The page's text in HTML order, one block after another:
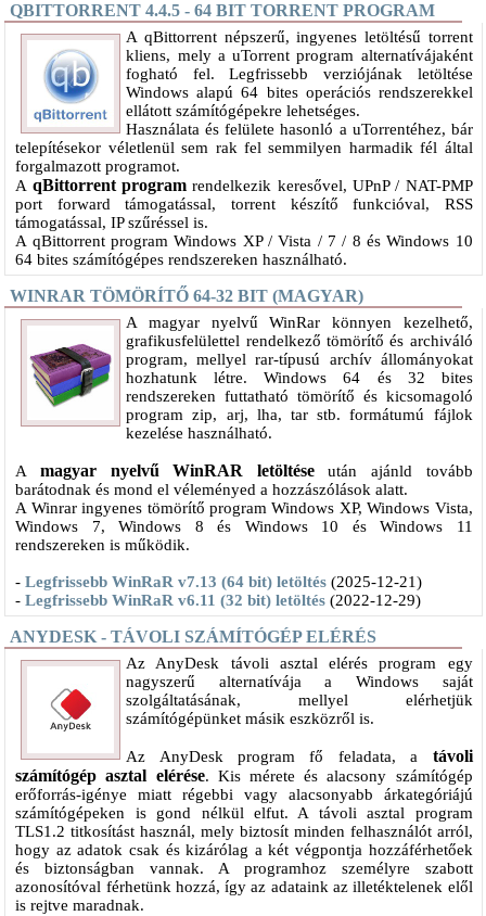
QBITTORRENT 4.4.5 - 64 BIT TORRENT PROGRAM
A qBittorrent népszerű, ingyenes letöltésű torrent
kliens, mely a uTorrent program alternatívájaként
fogható fel. Legfrissebb verziójának letöltése
Windows alapú 64 bites operációs rendszerekkel
ellátott számítógépekre lehetséges.
Használata és felülete hasonló a uTorrentéhez, bár
telepítésekor véletlenül sem rak fel semmilyen harmadik fél által
forgalmazott programot.
A qBittorrent programrendelkezik keresővel, UPnP / NAT-PMP
port forward támogatással, torrent készítő funkcióval, RSS
támogatással, IP szűréssel is.
A qBittorrent program Windows XP / Vista / 7 / 8 és Windows 10
64 bites számítógépes rendszereken használható.
WINRAR TÖMÖRÍTŐ 64-32 BIT (MAGYAR)
A magyar nyelvű WinRar könnyen kezelhető,
grafikusfelülettel rendelkező tömörítő és archiváló
program, mellyel rar-típusú archív állományokat
hozhatunk létre. Windows 64 és 32 bites
rendszereken futtatható tömörítő és kicsomagoló
program zip, arj, lha, tar stb. formátumú fájlok
kezelése használható.
A magyar nyelvű WinRAR letöltéseután ajánld tovább
barátodnak és mond el véleményed a hozzászólások alatt.
A Winrar ingyenes tömörítő program Windows XP, Windows Vista,
Windows 7, Windows 8 és Windows 10 és Windows 11
rendszereken is működik.
-Legfrissebb WinRaR v7.13 (64 bit) letöltés (2025-12-21)
-Legfrissebb WinRaR v6.11 (32 bit) letöltés (2022-12-29)
ANYDESK - TÁVOLI SZÁMÍTÓGÉP ELÉRÉS
​Az AnyDesk távoli asztal elérés program egy
nagyszerű alternatívája a Windows saját
szolgáltatásának, mellyel elérhetjük
számítógépünket másik eszközről is.
Az AnyDesk program fő feladata, a távoli
számítógép asztal elérése. Kis mérete és alacsony számítógép
erőforrás-igénye miatt régebbi vagy alacsonyabb árkategóriájú
számítógépeken is gond nélkül elfut. A távoli asztal program
TLS1.2 titkosítást használ, mely biztosít minden felhasználót arról,
hogy az adatok csak és kizárólag a két végpontja hozzáférhetőek
és biztonságban vannak. A programhoz személyre szabott
azonosítóval férhetünk hozzá, így az adataink az illetéktelenek elől
is rejtve maradnak.